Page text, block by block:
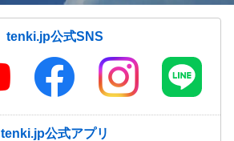
tenki.jp公式SNS
tenki.jp公式アプリ